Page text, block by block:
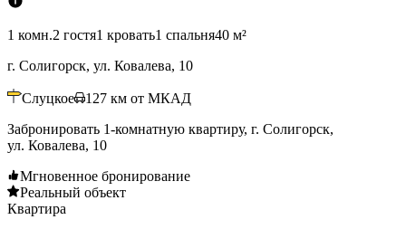
1 комн.2 гостя1 кровать1 спальня40 м²
г. Солигорск, ул. Ковалева, 10
Слуцкое 127 км от МКАД
Забронировать 1-комнатную квартиру, г. Солигорск,
ул. Ковалева, 10
Мгновенное бронирование
Реальный объект
Квартира